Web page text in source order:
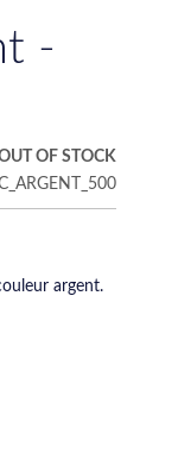
-
OF STOCK
argent.